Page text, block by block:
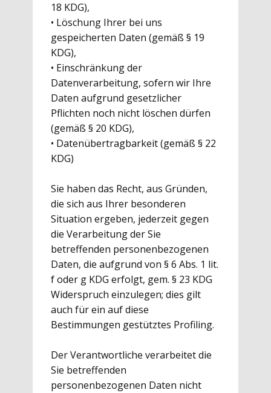
18 KDG),
• Löschung Ihrer bei uns
gespeicherten Daten (gemäß § 19
KDG),
• Einschränkung der
Datenverarbeitung, sofern wir Ihre
Daten aufgrund gesetzlicher
Pflichten noch nicht löschen dürfen
(gemäß § 20 KDG),
• Datenübertragbarkeit (gemäß § 22
KDG)
Sie haben das Recht, aus Gründen,
die sich aus Ihrer besonderen
Situation ergeben, jederzeit gegen
die Verarbeitung der Sie
betreffenden personenbezogenen
Daten, die aufgrund von § 6 Abs. 1 lit.
f oder g KDG erfolgt, gem. § 23 KDG
Widerspruch einzulegen; dies gilt
auch für ein auf diese
Bestimmungen gestütztes Profiling.
Der Verantwortliche verarbeitet die
Sie betreffenden
personenbezogenen Daten nicht